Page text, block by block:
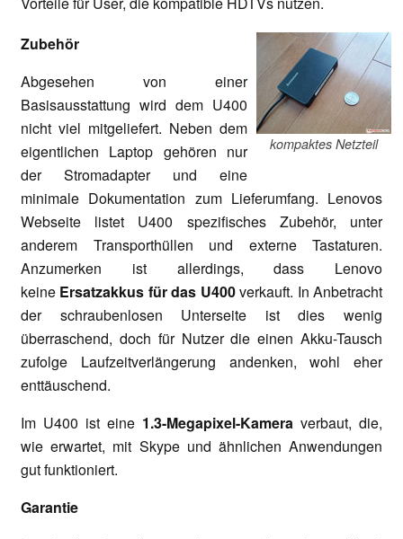
kompaktes Netzteil
Zubehör
Abgesehen von einer
Basisausstattung wird dem U400
nicht viel mitgeliefert. Neben dem
eigentlichen Laptop gehören nur
der Stromadapter und eine
minimale Dokumentation zum Lieferumfang. Lenovos
Webseite listet U400 spezifisches Zubehör, unter
anderem Transporthüllen und externe Tastaturen.
Anzumerken ist allerdings, dass Lenovo
keine Ersatzakkus für das U400verkauft. In Anbetracht
der schraubenlosen Unterseite ist dies wenig
überraschend, doch für Nutzer die einen Akku-Tausch
zufolge Laufzeitverlängerung andenken, wohl eher
enttäuschend.
Im U400 ist eine 1.3-Megapixel-Kamera verbaut, die,
wie erwartet, mit Skype und ähnlichen Anwendungen
gut funktioniert.
Garantie